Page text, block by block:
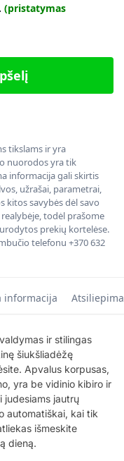
(pristatymas
tikslams ir yra
nuorodos yra tik
informacija gali skirtis
užrašai, parametrai,
kitos savybės dėl savo
todėl prašome
prekių kortelėse.
telefonu +370 632
informacija
ir stilingas
šiukšliadėžę
Apvalus korpusas,
yra be vidinio kibiro ir
judesiams jautrų
automatiškai, kai tik
išmeskite
dieną.